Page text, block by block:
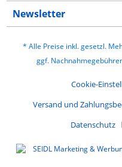
Newsletter
* Alle Preise inkl. gesetzl.
ggf.
Cookie-
Versand und
Datenschutz